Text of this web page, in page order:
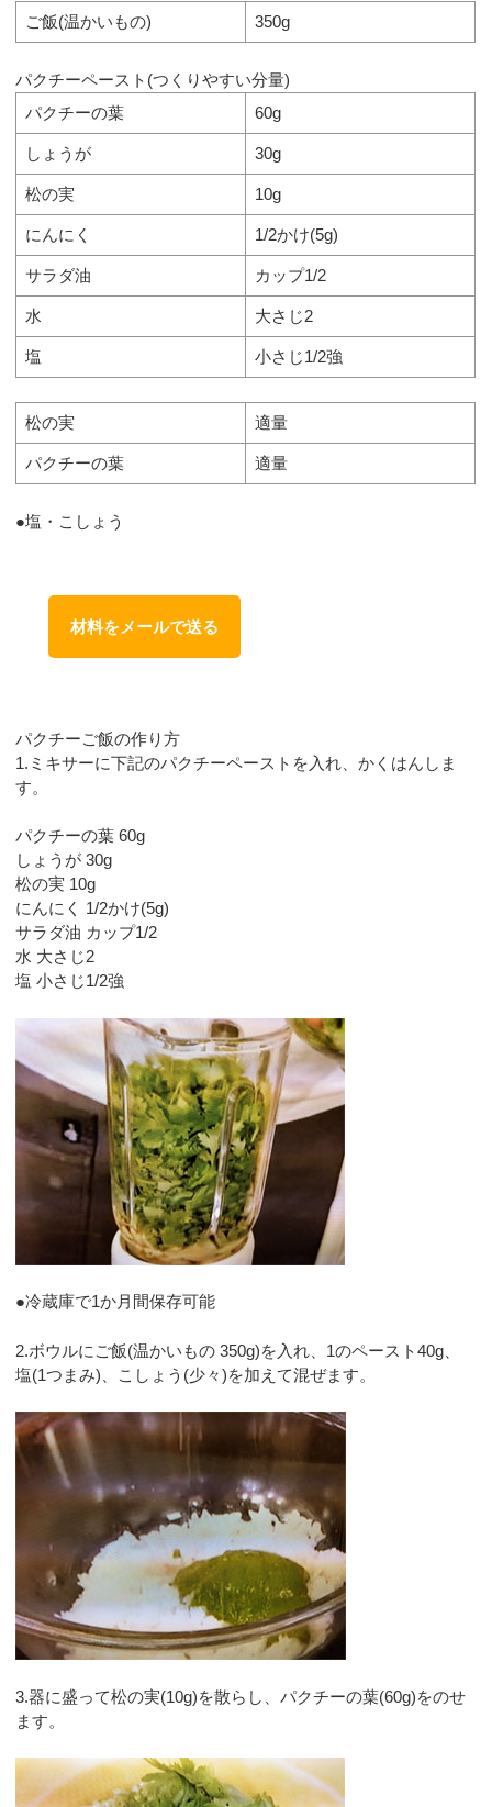
ご飯(温かいもの) 350g
パクチーペースト(つくりやすい分量)
パクチーの葉
60g
しょうが 30g
松の実 10g
にんにく 1/2かけ(5g)
サラダ油 カップ1/2
水 大さじ2
塩 小さじ1/2強
松の実 適量
パクチーの葉 適量
●塩・こしょう
材料をメールで送る
パクチーご飯の作り方
1.ミキサーに下記のパクチーペーストを入れ、かくはんしま
す。
パクチーの葉 60g
しょうが 30g
松の実 10g
にんにく 1/2かけ(5g)
サラダ油 カップ1/2
水 大さじ2
塩 小さじ1/2強
●冷蔵庫で1か月間保存可能
2.ボウルにご飯(温かいもの 350g)を入れ、1のペースト40g、
塩(1つまみ)、こしょう(少々)を加えて混ぜます。
3.器に盛って松の実(10g)を散らし、パクチーの葉(60g)をのせ
ます。